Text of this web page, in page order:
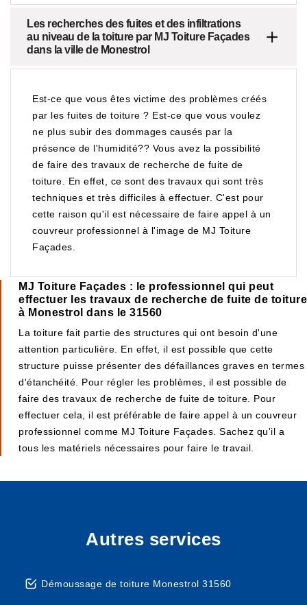
Les recherches des fuites et des infiltrations
au niveau de la toiture par MJ Toiture Façades
dans la ville de Monestrol
Est-ce que vous êtes victime des problèmes créés
par les fuites de toiture ? Est-ce que vous voulez
ne plus subir des dommages causés par la
présence de l'humidité?? Vous avez la possibilité
de faire des travaux de recherche de fuite de
toiture. En effet, ce sont des travaux qui sont très
techniques et très difficiles à effectuer. C'est pour
cette raison qu'il est nécessaire de faire appel à un
couvreur professionnel à l'image de MJ Toiture
Façades.
MJ Toiture Façades : le professionnel qui peut
effectuer les travaux de recherche de fuite de toiture
à Monestrol dans le 31560
La toiture fait partie des structures qui ont besoin d'une
attention particulière. En effet, il est possible que cette
structure puisse présenter des défaillances graves en termes
d'étanchéité. Pour régler les problèmes, il est possible de
faire des travaux de recherche de fuite de toiture. Pour
effectuer cela, il est préférable de faire appel à un couvreur
professionnel comme MJ Toiture Façades. Sachez qu'il a
tous les matériels nécessaires pour faire le travail.
Autres services
Démoussage de toiture Monestrol 31560